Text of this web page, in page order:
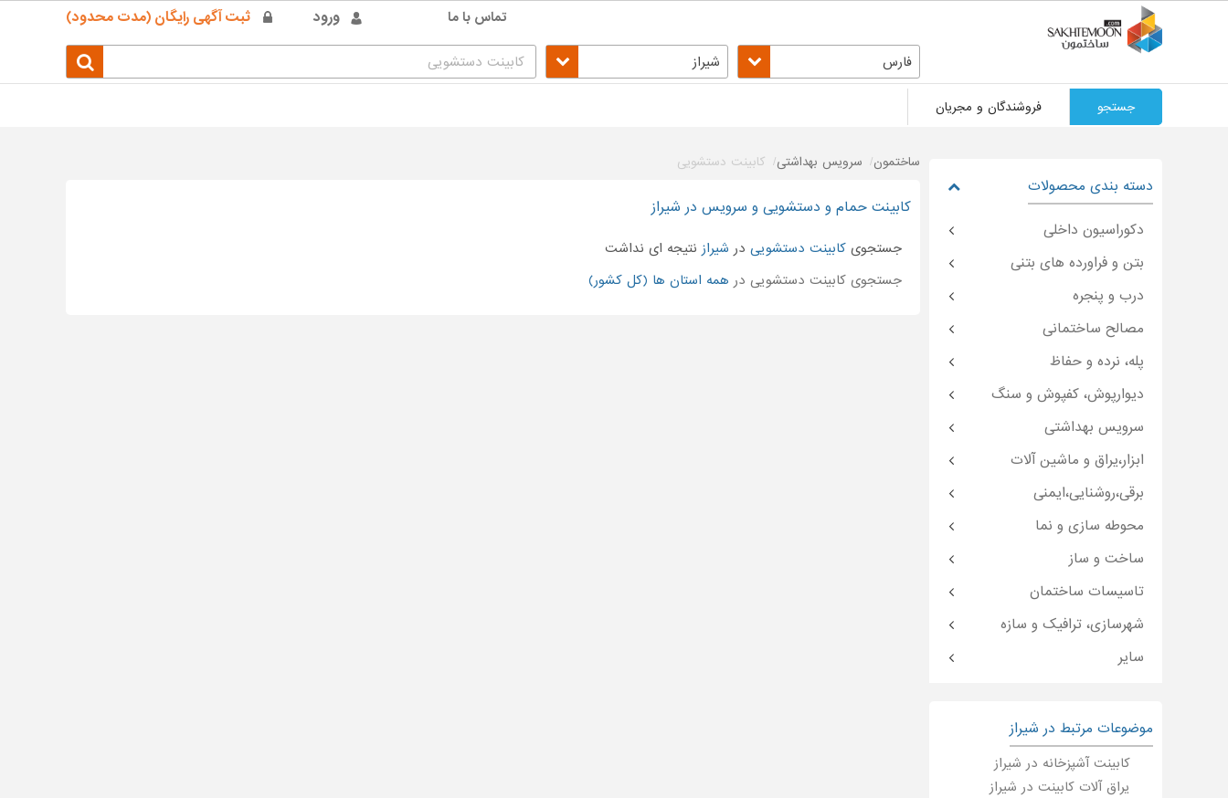
ورود ثبت آگهی رایگان (مدت محدود) تماس با ما
فارس شیراز
جستجو فروشندگان و مجریان
ساختمون سرویس بهداشتی کابینت دستشویی
کابینت حمام و دستشویی و سرویس در شیراز
جستجوی کابینت دستشویی در شیراز نتیجه ای نداشت
جستجوی کابینت دستشویی در همه استان ها (کل کشور)
دسته بندی محصولات
دکوراسیون داخلی
بتن و فراورده های بتنی
درب و پنجره
مصالح ساختمانی
پله، نرده و حفاظ
دیوارپوش، کفپوش و سنگ
سرویس بهداشتی
ابزار،یراق و ماشین آلات
برقی،روشنایی،ایمنی
محوطه سازی و نما
ساخت و ساز
تاسیسات ساختمان
شهرسازی، ترافیک و سازه
سایر
موضوعات مرتبط در شیراز
کابینت آشپزخانه در شیراز
یراق آلات کابینت در شیراز